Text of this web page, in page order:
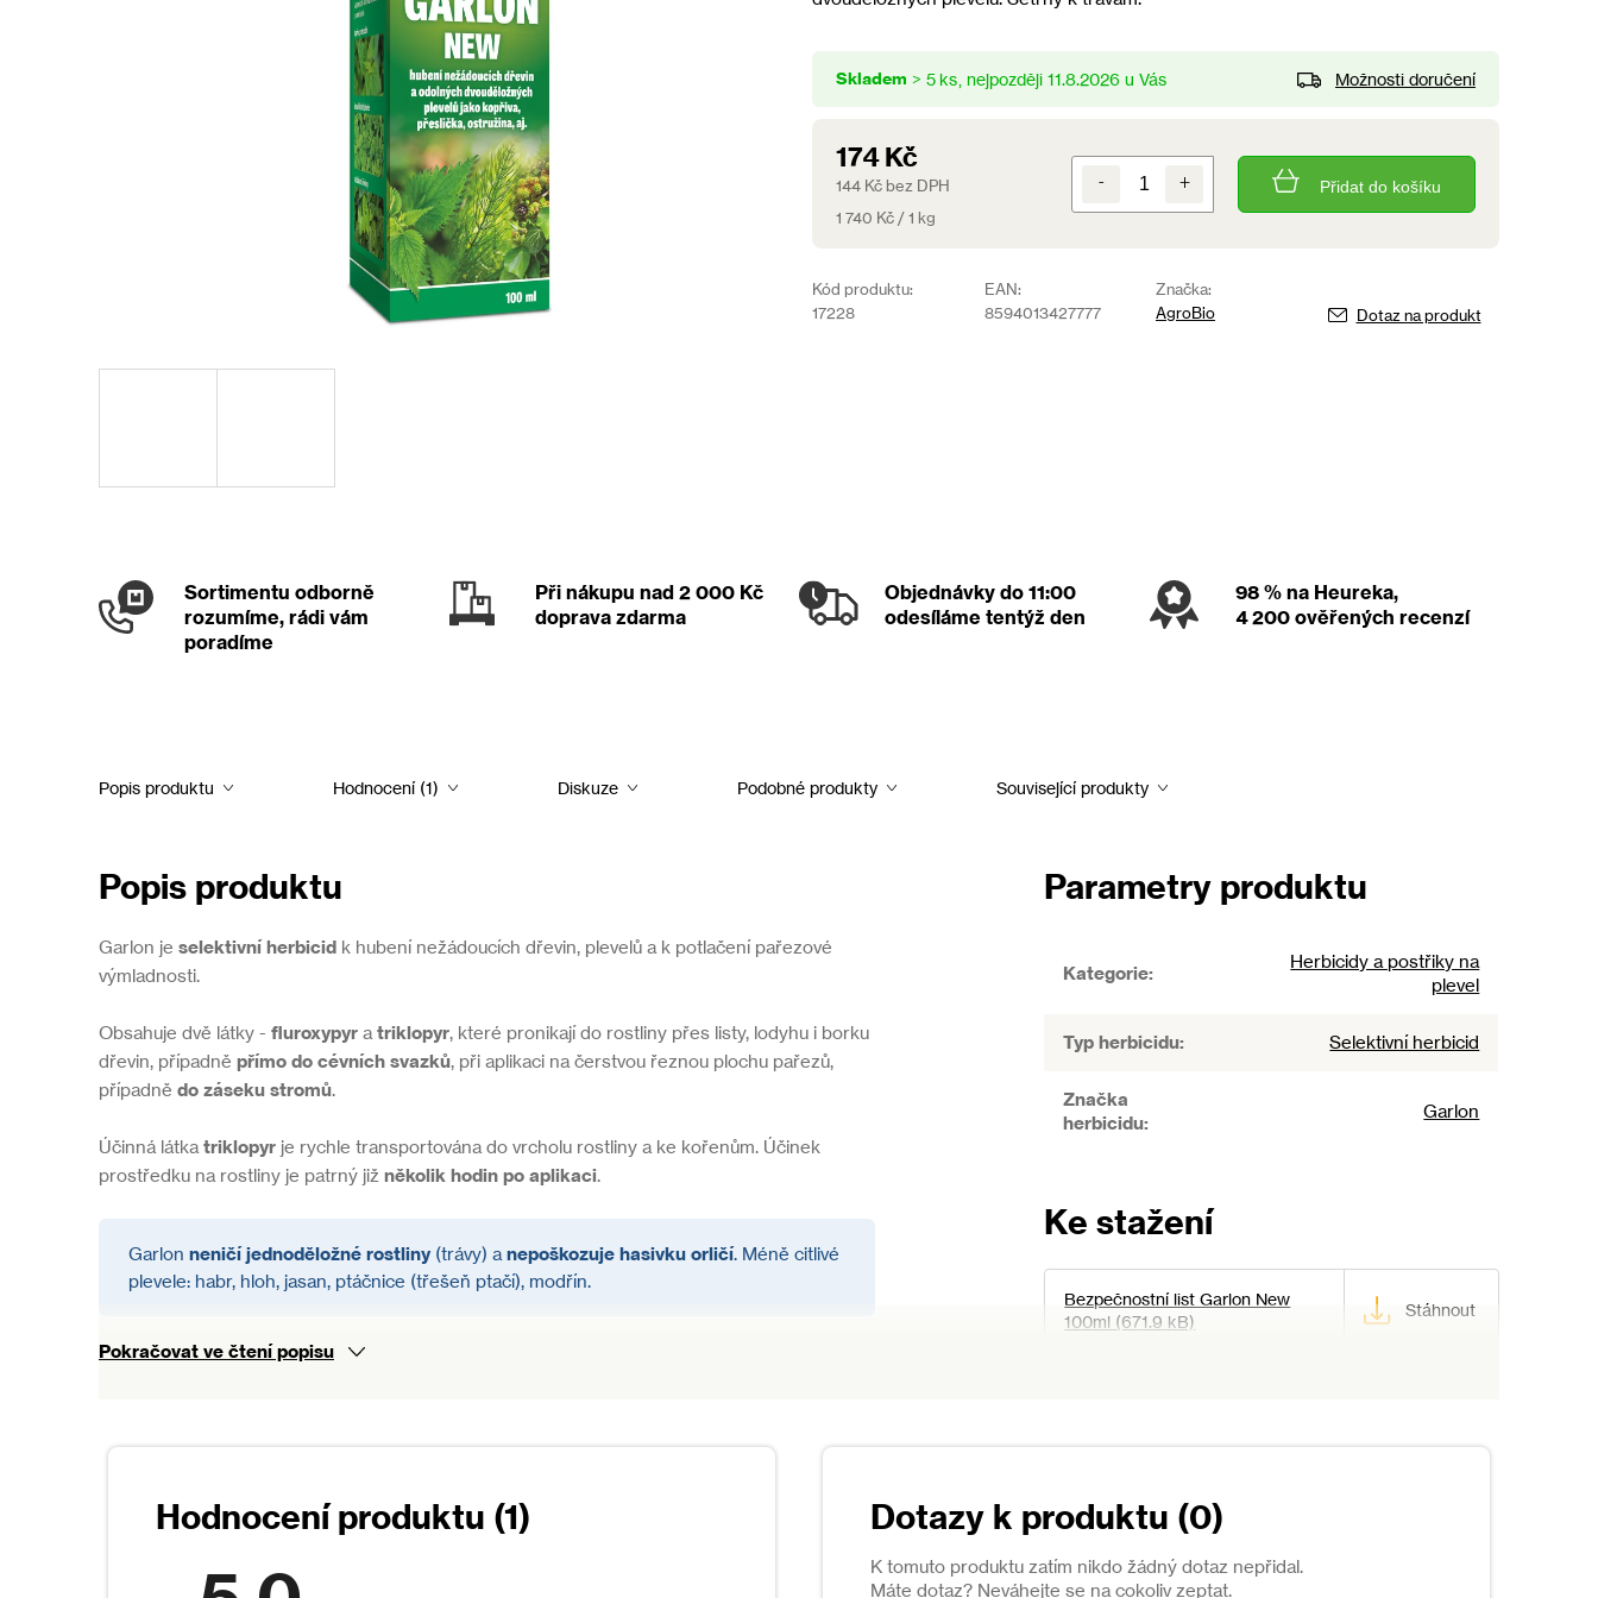
5,0
hvězdiček.
Skladem > 5 ks 11.8.2026 Možnosti doručení
174 Kč
144 Kč bez DPH
Měrná
1 740 Kč / 1 kg
Přidat do košíku
Kód produktu:
17228
EAN:
8594013427777
Značka:
AgroBio
Dotaz na produkt
Sortimentu odborně
rozumíme, rádi vám
poradíme
Při nákupu nad 2 000 Kč
doprava zdarma
Objednávky do 11:00
odesíláme tentýž den
98 %na Heureka,
4 200 ověřených recenzí
Popis produktu Hodnocení (1) Diskuze Podobné produkty Související produkty
Popis produktu
Garlon je selektivní herbicid k hubení nežádoucích dřevin, plevelů a k potlačení pařezové
výmladnosti.
Obsahuje dvě látky - fluroxypyr atriklopyr, které pronikají do rostliny přes listy, lodyhu i borku
dřevin, případně přímo do cévních svazků, při aplikaci na čerstvou řeznou plochu pařezů,
případně do záseku stromů.
Účinná látkatriklopyr je rychle transportována do vrcholu rostliny a ke kořenům. Účinek
prostředku na rostliny je patrný již několik hodin po aplikaci.
Garlon neničí jednoděložné rostliny(trávy) anepoškozuje hasivku orličí. Méně citlivé
plevele: habr, hloh, jasan, ptáčnice (třešeň ptačí), modřín.
Bezpečnostní upozornění
Postřik provádějte jen za bezvětří nebo mírného vánku, v tom případě po větru od dalších
Parametry produktu
Kategorie:
Herbicidy a postřiky na
plevel
Typ herbicidu: Selektivní herbicid
Značka
herbicidu:
Garlon
Bezpečnostní list Garlon New
100ml (671.9 kB)
Pokračovat ve čtení popisu
Dotazy k produktu (0)
K tomuto produktu zatím nikdo žádný dotaz nepřidal.
Máte dotaz? Neváhejte se na cokoliv zeptat.